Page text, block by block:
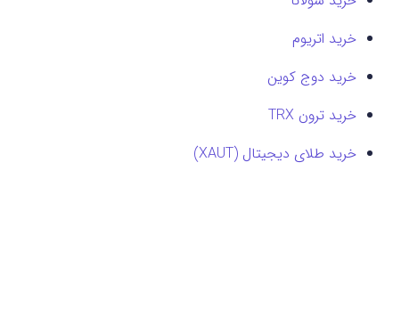
خرید اتریوم
خرید دوج کوین
خرید ترون TRX
خرید طلای دیجیتال (XAUT)